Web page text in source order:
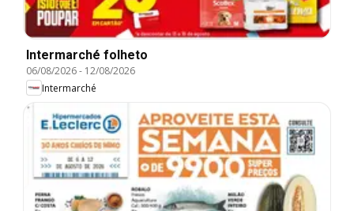
Intermarché folheto
06/08/2026- 12/08/2026
Intermarché